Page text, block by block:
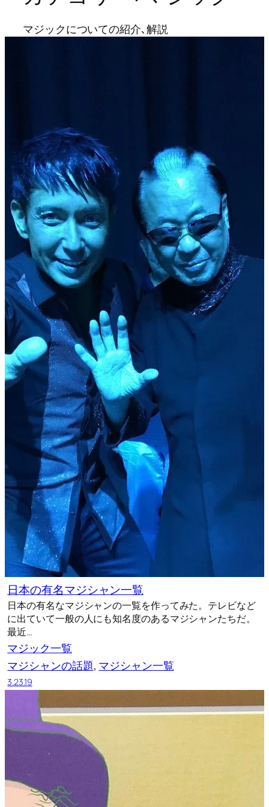
マジックについての紹介､解説
日本の有名マジシャン一覧
日本の有名なマジシャンの一覧を作ってみた。テレビなど
に出ていて一般の人にも知名度のあるマジシャンたちだ。
最近…
マジック一覧
マジシャンの話題, マジシャン一覧
3.23.19